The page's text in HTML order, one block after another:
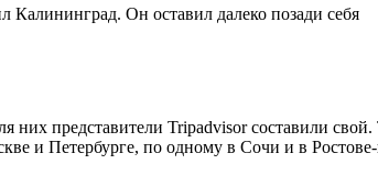
Он оставил далеко позади себя
представители Tripadvisor составили свой.
и Петербурге, по одному в Сочи и в